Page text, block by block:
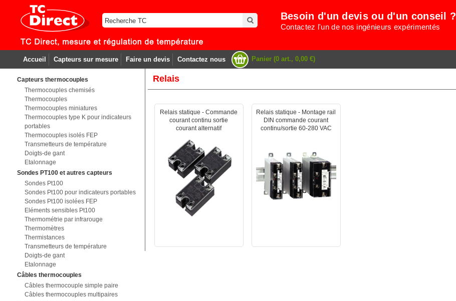
Besoin d'un devis ou d'un conseil ?
Contactez l'un de nos ingénieurs expérimentés
Accueil Capteurs sur mesure Faire un devis Contactez nous Panier (0 art., 0,00 €)
Capteurs thermocouples
Thermocouples chemisés
Thermocouples
Thermocouples miniatures
Thermocouples type K pour indicateurs
portables
Thermocouples isolés FEP
Transmetteurs de température
Doigts-de gant
Etalonnage
Sondes PT100 et autres capteurs
Sondes Pt100
Sondes Pt100 pour indicateurs portables
Sondes Pt100 isolées FEP
Eléments sensibles Pt100
Thermométrie par infrarouge
Thermomètres
Thermistances
Transmetteurs de température
Doigts-de gant
Etalonnage
Câbles thermocouples
Câbles thermocouple simple paire
Câbles thermocouples multipaires
Relais
Relais statique - Commande
courant continu sortie
courant alternatif
Relais statique - Montage rail
DIN commande courant
continu/sortie 60-280 VAC